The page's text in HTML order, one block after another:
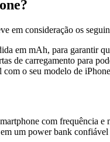
em consideração os
em mAh, para garantir
de carregamento para
o seu modelo de
com frequência
um power bank